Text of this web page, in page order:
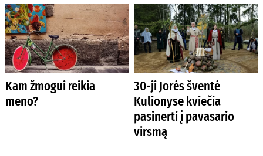
Kam žmogui reikia
meno?
30-ji Jorės šventė
Kulionyse kviečia
pasinerti į pavasario
virsmą